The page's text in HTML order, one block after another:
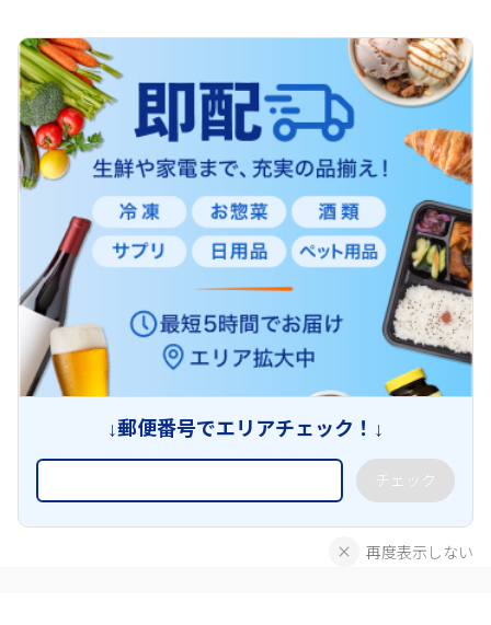
↓郵便番号でエリアチェック！↓
チェック
再度表示しない